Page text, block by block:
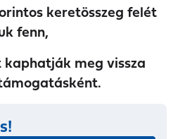
keretösszeg felét
fenn,
meg vissza